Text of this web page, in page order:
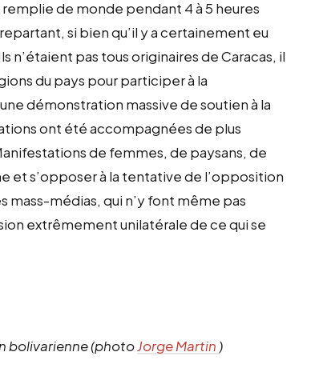
de monde pendant 4 à 5 heures
si bien qu’il y a certainement eu
pas tous originaires de Caracas, il
du pays pour participer à la
démonstration massive de soutien à la
ont été accompagnées de plus
de femmes, de paysans, de
et s’opposer à la tentative de l’opposition
mass-médias, qui n’y font même pas
extrêmement unilatérale de ce qui se
bolivarienne (photoJorge Martin )